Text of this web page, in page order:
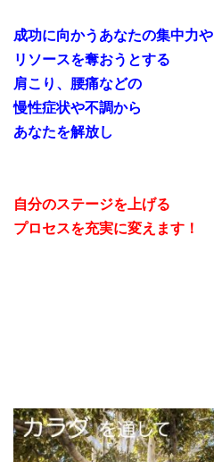
成功に向かうあなたの集中力や
リソースを奪おうとする
肩こり、腰痛などの
慢性症状や不調から
あなたを解放し
自分のステージを上げる
プロセスを充実に変えます ！